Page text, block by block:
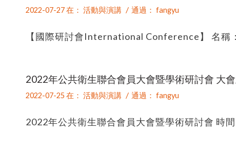
2022-07-27在： 活動與演講 / 通過： fangyu
【國際研討會International Conference】 名
2022年公共衛生聯合會員大會暨學術研討會 大
2022-07-25 在： 活動與演講 / 通過： fangyu
2022年公共衛生聯合會員大會暨學術研討會 時